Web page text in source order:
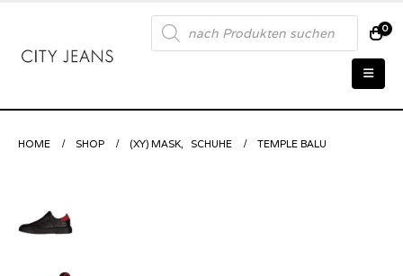
Products
search 0
HOME SHOP (XY) MASK, SCHUHE TEMPLE BALU